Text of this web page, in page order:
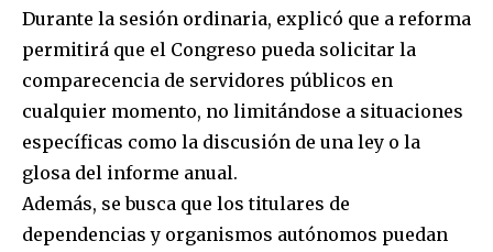
Durante la sesión ordinaria, explicó que a reforma
permitirá que el Congreso pueda solicitar la
comparecencia de servidores públicos en
cualquier momento, no limitándose a situaciones
específicas como la discusión de una ley o la
glosa del informe anual.
Además, se busca que los titulares de
dependencias y organismos autónomos puedan